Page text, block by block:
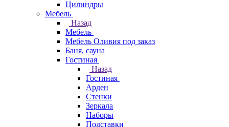
Цилиндры
Мебель
Назад
Мебель
Мебель Оливия под заказ
Баня, сауна
Гостиная
Назад
Гостиная
Арден
Стенки
Зеркала
Наборы
Подставки